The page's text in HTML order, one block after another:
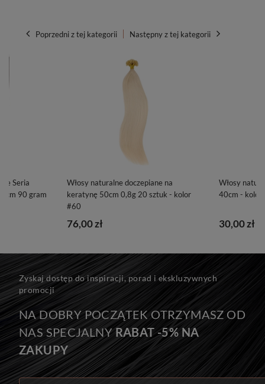
Poprzedni z tej kategorii
Seria
90 gram
Włosy naturalne doczepiane na
keratynę 50cm 0,8g 20 sztuk - kolor
#60
76,00 zł
Włosy
40cm - kolor
30,00 zł
Następny z tej kategorii
Zyskaj dostęp do inspiracji, porad i ekskluzywnych
promocji
NA DOBRY POCZĄTEK OTRZYMASZ OD
NAS SPECJALNYRABAT -5% NA
ZAKUPY